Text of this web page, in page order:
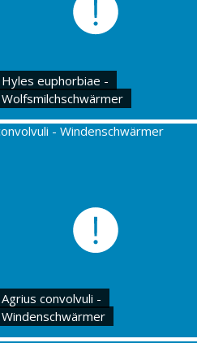
Hyles euphorbiae -
Wolfsmilchschwärmer
Agrius convolvuli -
Windenschwärmer